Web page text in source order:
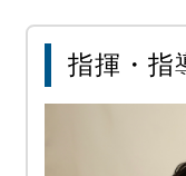
指揮・指